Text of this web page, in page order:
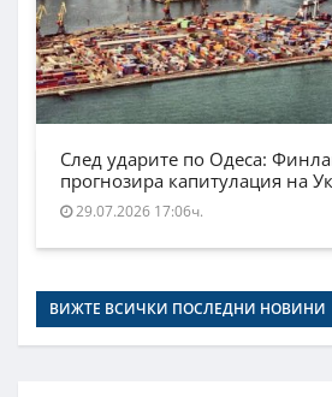
След ударите по Одеса:
прогнозира капитулация на
29.07.2026 17:06ч.
ВИЖТЕ ВСИЧКИ ПОСЛЕДНИ НОВИНИ